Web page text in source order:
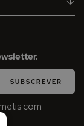
SUBSCREVER
com